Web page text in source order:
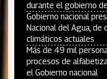
durante el gobierno
Gobierno nacional
Nacional del Agua, de
climáticos actuales
Más de 49 mil
procesos de
el Gobierno nacional